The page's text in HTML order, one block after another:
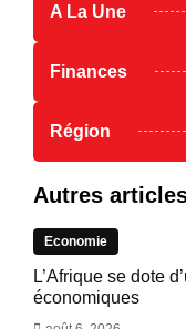
A La Une
Finances
Région
Autres
Economie
L’Afrique se dote
économiques